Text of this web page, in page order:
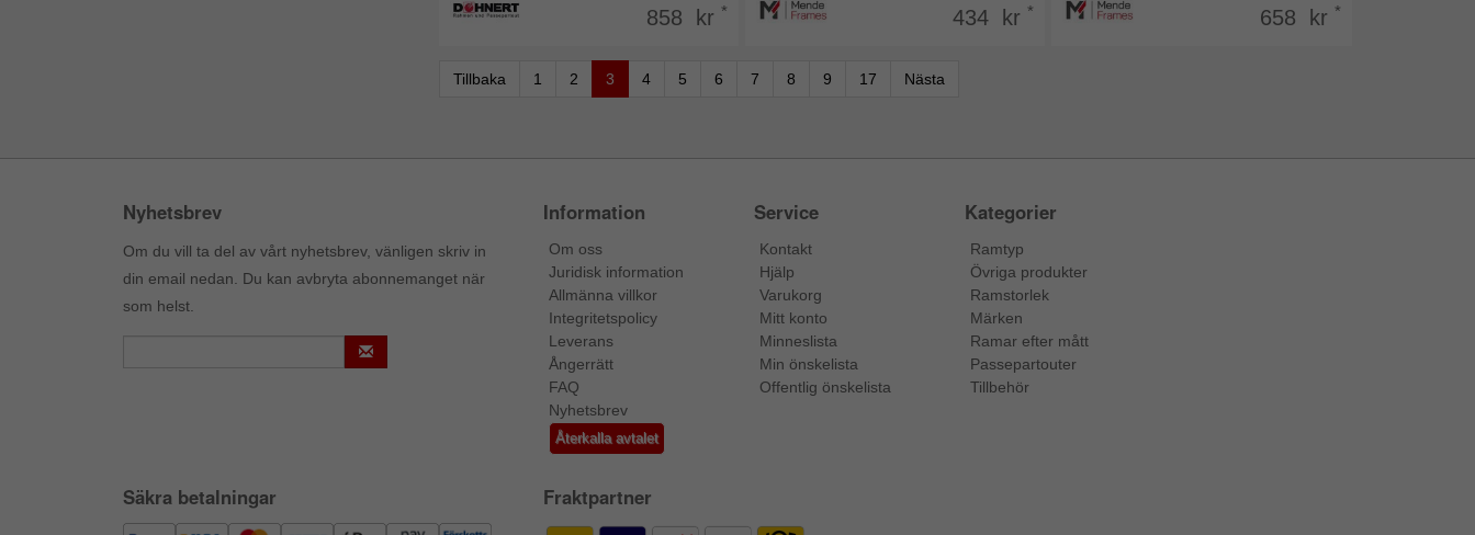
858 kr * 434 kr * 658 kr *
Tillbaka 1 2 3 4 5 6 7 8 9 17 Nästa
Nyhetsbrev
Om du vill ta del av vårt nyhetsbrev, vänligen skriv in
din email nedan. Du kan avbryta abonnemanget när
som helst.
Information
Om oss
Juridisk information
Allmänna villkor
Integritetspolicy
Leverans
Ångerrätt
FAQ
Nyhetsbrev
Återkalla avtalet
Service
Kontakt
Hjälp
Varukorg
Mitt konto
Minneslista
Min önskelista
Offentlig önskelista
Kategorier
Ramtyp
Övriga produkter
Ramstorlek
Märken
Ramar efter mått
Passepartouter
Tillbehör
Säkra betalningar Fraktpartner